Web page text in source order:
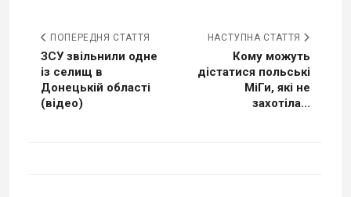
ПОПЕРЕДНЯ СТАТТЯ
ЗСУ звільнили одне
із селищ в
Донецькій області
(відео)
НАСТУПНА СТАТТЯ
Кому можуть
дістатися польські
МіГи, які не
захотіла...